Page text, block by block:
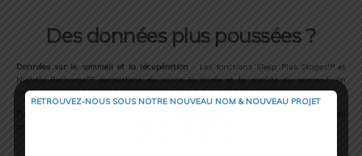
Des données plus poussées ?
Données sur le sommeil et la récupération
: Les fonctions Sleep Plus Stages™ et
Nightly Recharge™ permettent de suivre la durée et la qualité du sommeil, en
indiquant votre récupération nocturne en un seul score simple.
RETROUVEZ-NOUS SOUS NOTRE NOUVEAU NOM & NOUVEAU PROJET